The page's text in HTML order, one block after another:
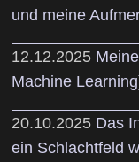
und meine
12.12.2025
Machine
20.10.2025 Das
ein Schlachtfeld